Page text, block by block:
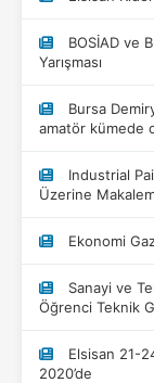
BOSİAD ve
Yarışması
Bursa
amatör kümede
Industrial
Üzerine
Ekonomi
Sanayi ve
Öğrenci Teknik
Elsisan 21-
2020’de